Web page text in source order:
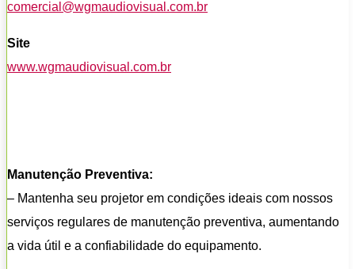
comercial@wgmaudiovisual.com.br
Site
www.wgmaudiovisual.com.br
Manutenção Preventiva:
– Mantenha seu projetor em condições ideais com nossos
serviços regulares de manutenção preventiva, aumentando
a vida útil e a confiabilidade do equipamento.